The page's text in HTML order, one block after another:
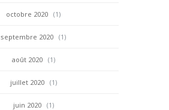
octobre 2020 (1)
septembre 2020 (1)
août 2020 (1)
juillet 2020 (1)
juin 2020 (1)